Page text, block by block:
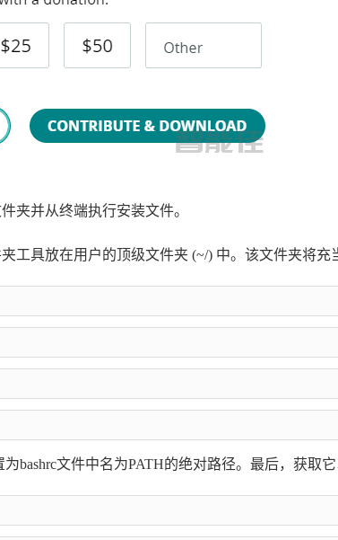
夹并从终端执行安装文件。
工具放在用户的顶级文件夹 (~/) 中。该文件夹将充
bashrc文件中名为PATH的绝对路径。最后，获取它